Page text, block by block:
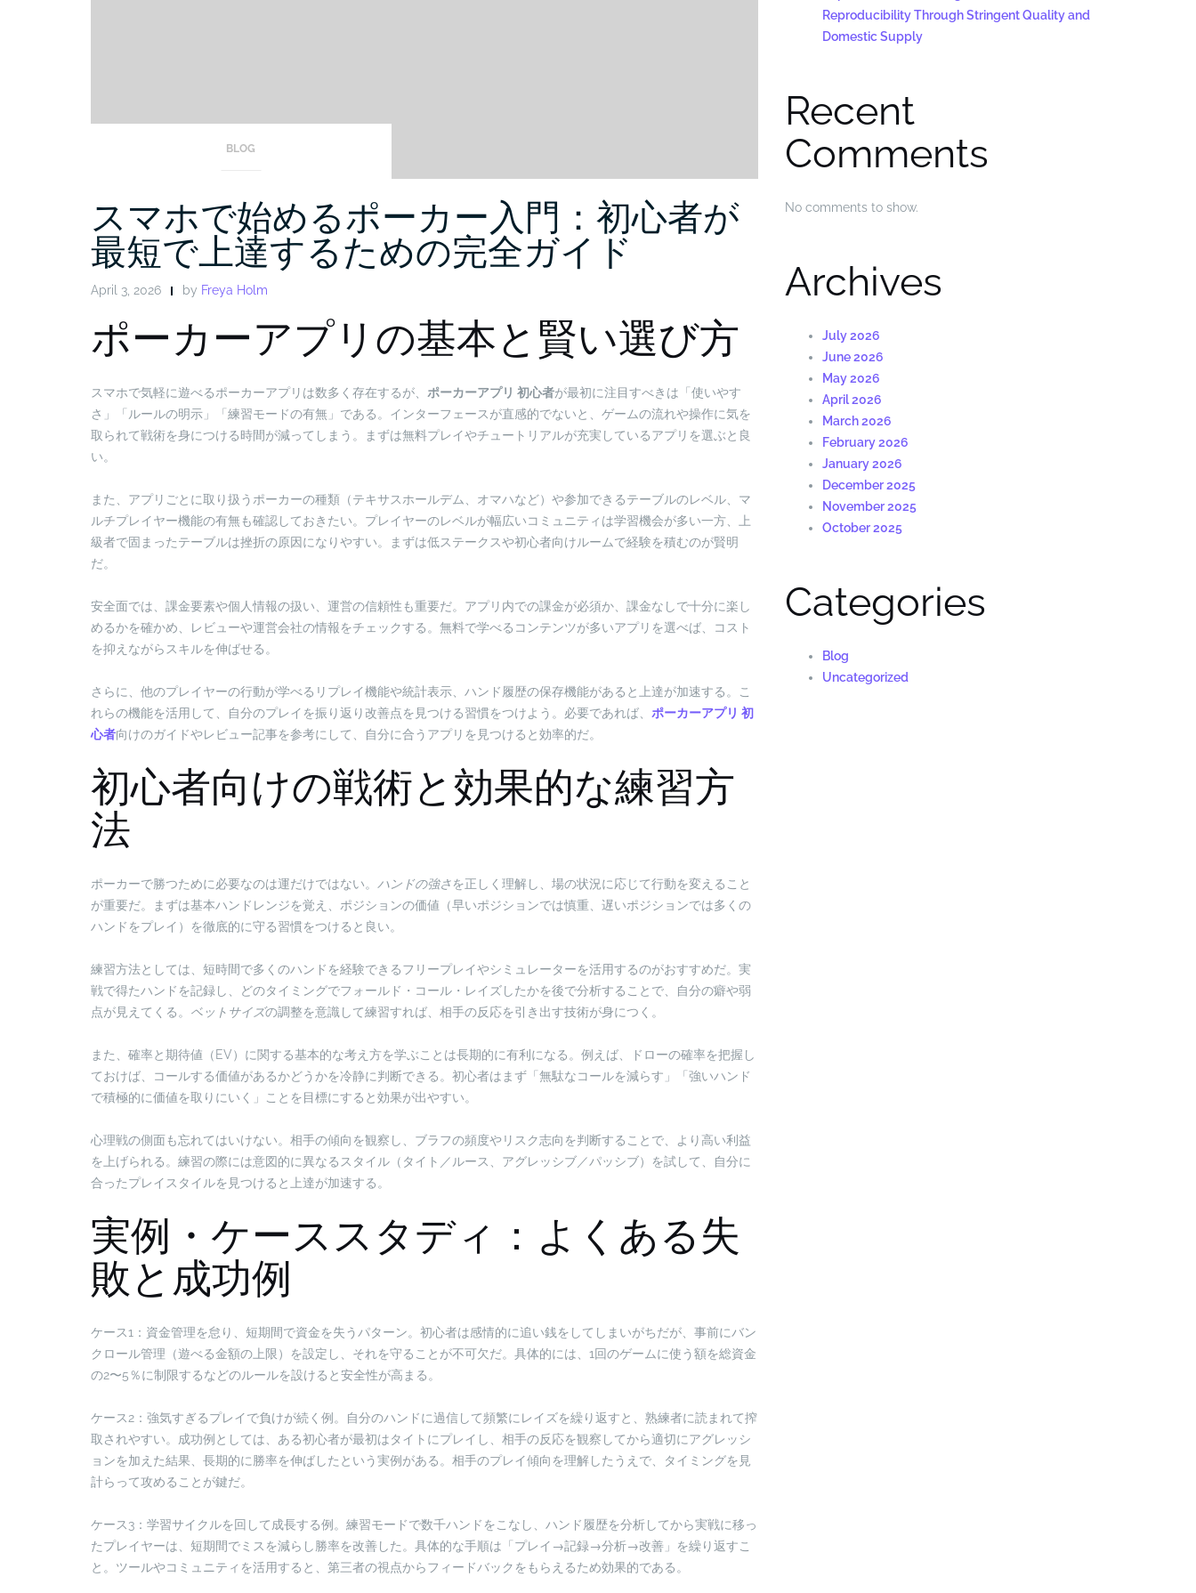
BLOG
スマホで始めるポーカー入門：初心者が
最短で上達するための完全ガイド
April 3, 2026 by Freya Holm
ポーカーアプリの基本と賢い選び方
スマホで気軽に遊べるポーカーアプリは数多く存在するが、 ポーカーアプリ 初心者が最初に注目すべきは「使いやす
さ」「ルールの明示」「練習モードの有無」である。インターフェースが直感的でないと、ゲームの流れや操作に気を
取られて戦術を身につける時間が減ってしまう。まずは無料プレイやチュートリアルが充実しているアプリを選ぶと良
い。
また、アプリごとに取り扱うポーカーの種類（テキサスホールデム、オマハなど）や参加できるテーブルのレベル、マ
ルチプレイヤー機能の有無も確認しておきたい。プレイヤーのレベルが幅広いコミュニティは学習機会が多い一方、上
級者で固まったテーブルは挫折の原因になりやすい。まずは低ステークスや初心者向けルームで経験を積むのが賢明
だ。
安全面では、課金要素や個人情報の扱い、運営の信頼性も重要だ。アプリ内での課金が必須か、課金なしで十分に楽し
めるかを確かめ、レビューや運営会社の情報をチェックする。無料で学べるコンテンツが多いアプリを選べば、コスト
を抑えながらスキルを伸ばせる。
さらに、他のプレイヤーの行動が学べるリプレイ機能や統計表示、ハンド履歴の保存機能があると上達が加速する。こ
れらの機能を活用して、自分のプレイを振り返り改善点を見つける習慣をつけよう。必要であれば、 ポーカーアプリ 初
心者向けのガイドやレビュー記事を参考にして、自分に合うアプリを見つけると効率的だ。
初心者向けの戦術と効果的な練習方
法
ポーカーで勝つために必要なのは運だけではない。 ハンドの強さを正しく理解し、場の状況に応じて行動を変えること
が重要だ。まずは基本ハンドレンジを覚え、ポジションの価値（早いポジションでは慎重、遅いポジションでは多くの
ハンドをプレイ）を徹底的に守る習慣をつけると良い。
練習方法としては、短時間で多くのハンドを経験できるフリープレイやシミュレーターを活用するのがおすすめだ。実
戦で得たハンドを記録し、どのタイミングでフォールド・コール・レイズしたかを後で分析することで、自分の癖や弱
点が見えてくる。 ベットサイズの調整を意識して練習すれば、相手の反応を引き出す技術が身につく。
また、確率と期待値（EV）に関する基本的な考え方を学ぶことは長期的に有利になる。例えば、ドローの確率を把握し
ておけば、コールする価値があるかどうかを冷静に判断できる。初心者はまず「無駄なコールを減らす」「強いハンド
で積極的に価値を取りにいく」ことを目標にすると効果が出やすい。
心理戦の側面も忘れてはいけない。相手の傾向を観察し、ブラフの頻度やリスク志向を判断することで、より高い利益
を上げられる。練習の際には意図的に異なるスタイル（タイト／ルース、アグレッシブ／パッシブ）を試して、自分に
合ったプレイスタイルを見つけると上達が加速する。
実例・ケーススタディ：よくある失
敗と成功例
ケース1：資金管理を怠り、短期間で資金を失うパターン。初心者は感情的に追い銭をしてしまいがちだが、事前にバン
クロール管理（遊べる金額の上限）を設定し、それを守ることが不可欠だ。具体的には、1回のゲームに使う額を総資金
の2〜5％に制限するなどのルールを設けると安全性が高まる。
ケース2：強気すぎるプレイで負けが続く例。自分のハンドに過信して頻繁にレイズを繰り返すと、熟練者に読まれて搾
取されやすい。成功例としては、ある初心者が最初はタイトにプレイし、相手の反応を観察してから適切にアグレッシ
ョンを加えた結果、長期的に勝率を伸ばしたという実例がある。相手のプレイ傾向を理解したうえで、タイミングを見
計らって攻めることが鍵だ。
ケース3：学習サイクルを回して成長する例。練習モードで数千ハンドをこなし、ハンド履歴を分析してから実戦に移っ
たプレイヤーは、短期間でミスを減らし勝率を改善した。具体的な手順は「プレイ→記録→分析→改善」を繰り返すこ
と。ツールやコミュニティを活用すると、第三者の視点からフィードバックをもらえるため効果的である。
Reproducibility Through Stringent Quality and
Domestic Supply
Recent
Comments
No comments to show.
Archives
July 2026
June 2026
May 2026
April 2026
March 2026
February 2026
January 2026
December 2025
November 2025
October 2025
Categories
Blog
Uncategorized